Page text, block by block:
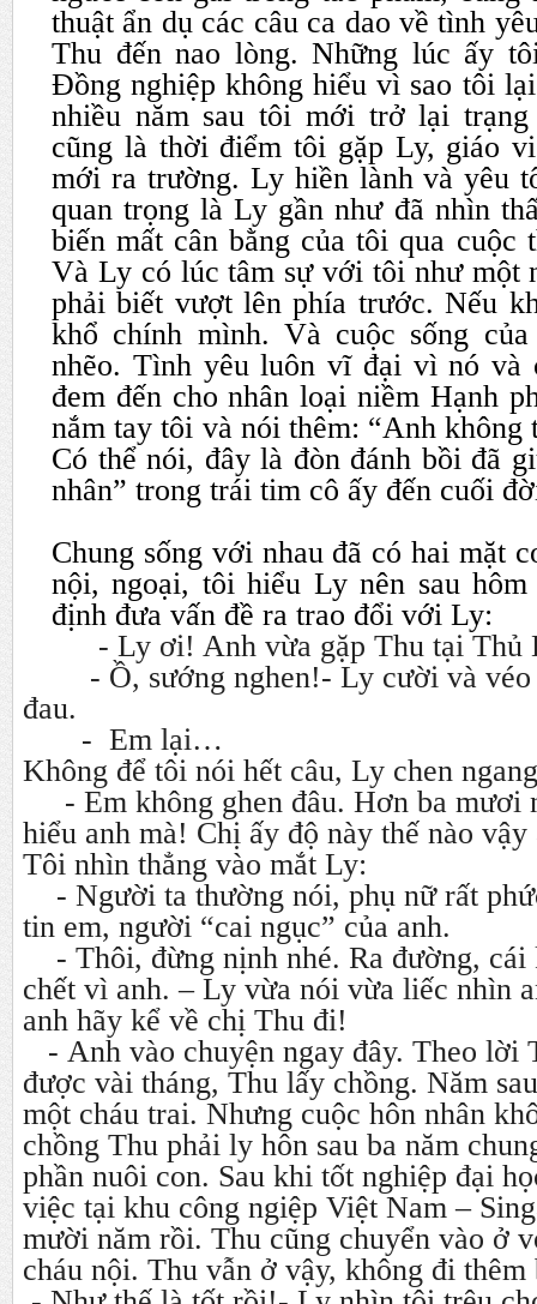
thuật ẩn dụ các câu ca dao về tình
Thu đến nao lòng. Những lúc ấy
Đồng nghiệp không hiểu vì sao tôi
nhiều năm sau tôi mới trở lại
cũng là thời điểm tôi gặp Ly, giáo
mới ra trường. Ly hiền lành và yêu
quan trọng là Ly gần như đã nhìn
biến mất cân bằng của tôi qua cuộc
Và Ly có lúc tâm sự với tôi như một
phải biết vượt lên phía trước. Nếu
khổ chính mình. Và cuộc sống
nhẽo. Tình yêu luôn vĩ đại vì nó và
đem đến cho nhân loại niềm Hạnh
nắm tay tôi và nói thêm: “Anh không
Có thể nói, đây là đòn đánh bồi đã
nhân” trong trái tim cô ấy đến cuối
Chung sống với nhau đã có hai mặt
nội, ngoại, tôi hiểu Ly nên sau
định đưa vấn đề ra trao đổi với Ly:
- Ly ơi! Anh vừa gặp Thu tại Thủ
- Ồ, sướng nghen!- Ly cười và
đau.
- Em lại…
Không để tôi nói hết câu, Ly chen
- Em không ghen đâu. Hơn ba mươi
hiểu anh mà! Chị ấy độ này thế nào vậy
Tôi nhìn thẳng vào mắt Ly:
- Người ta thường nói, phụ nữ rất
tin em, người “cai ngục” của anh.
- Thôi, đừng nịnh nhé. Ra đường, cái
chết vì anh. – Ly vừa nói vừa liếc nhìn
anh hãy kể về chị Thu đi!
- Anh vào chuyện ngay đây. Theo lời
được vài tháng, Thu lấy chồng. Năm
một cháu trai. Nhưng cuộc hôn nhân
chồng Thu phải ly hôn sau ba năm
phần nuôi con. Sau khi tốt nghiệp đại
việc tại khu công ngiệp Việt Nam –
mười năm rồi. Thu cũng chuyển vào ở
cháu nội. Thu vẫn ở vậy, không đi thêm